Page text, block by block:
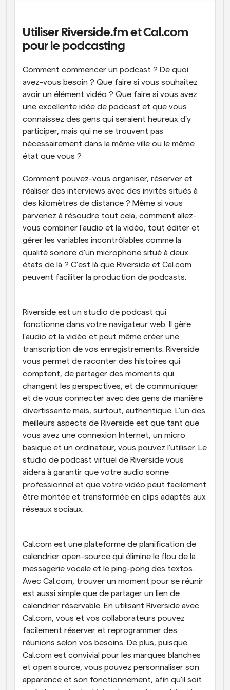
alimentés par l'IA
Automatiser la planification et les rappels
Blog
jour
Réunions instantanées
Liens de groupe dynamique
Réservez facilement des réunions avec plusieurs
personnes
Soyez informé lorsque quelque chose se passe
Utiliser Riverside.fm et Cal.com
pour le podcasting
Comment commencer un podcast ? De quoi
avez-vous besoin ? Que faire si vous souhaitez
avoir un élément vidéo ? Que faire si vous avez
une excellente idée de podcast et que vous
connaissez des gens qui seraient heureux d'y
participer, mais qui ne se trouvent pas
nécessairement dans la même ville ou le même
état que vous ?
Comment pouvez-vous organiser, réserver et
réaliser des interviews avec des invités situés à
des kilomètres de distance ? Même si vous
parvenez à résoudre tout cela, comment allez-
vous combiner l'audio et la vidéo, tout éditer et
gérer les variables incontrôlables comme la
qualité sonore d'un microphone situé à deux
états de là ? C'est là que Riverside et Cal.com
peuvent faciliter la production de podcasts.
Riverside est un studio de podcast qui
fonctionne dans votre navigateur web. Il gère
l'audio et la vidéo et peut même créer une
transcription de vos enregistrements. Riverside
vous permet de raconter des histoires qui
comptent, de partager des moments qui
changent les perspectives, et de communiquer
et de vous connecter avec des gens de manière
divertissante mais, surtout, authentique. L'un des
meilleurs aspects de Riverside est que tant que
vous avez une connexion Internet, un micro
basique et un ordinateur, vous pouvez l'utiliser. Le
studio de podcast virtuel de Riverside vous
aidera à garantir que votre audio sonne
professionnel et que votre vidéo peut facilement
être montée et transformée en clips adaptés aux
réseaux sociaux.
Cal.com est une plateforme de planification de
calendrier open-source qui élimine le flou de la
messagerie vocale et le ping-pong des textos.
Avec Cal.com, trouver un moment pour se réunir
est aussi simple que de partager un lien de
calendrier réservable. En utilisant Riverside avec
Cal.com, vous et vos collaborateurs pouvez
facilement réserver et reprogrammer des
réunions selon vos besoins. De plus, puisque
Cal.com est convivial pour les marques blanches
et open source, vous pouvez personnaliser son
apparence et son fonctionnement, afin qu'il soit